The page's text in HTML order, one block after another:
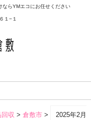
ならYMエコにお任せください
１−１
収 > 倉敷市 >
2025年2月